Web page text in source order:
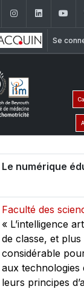
Twitter Instagram
Se
Le numérique
Faculté des
« L’intelligence
de classe, et
considérable
aux technologies
leurs principes